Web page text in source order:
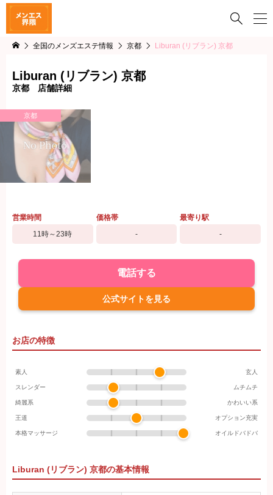

全国のメンズエステ情報 京都 Liburan (リブラン) 京都
Liburan (リブラン) 京都
京都 店舗詳細
京都
営業時間
11時～23時
価格帯
-
最寄り駅
-
電話する
公式サイトを見る
お店の特徴
素人 玄人
スレンダー ムチムチ
綺麗系 かわいい系
王道 オプション充実
本格マッサージ オイルドバドバ
Liburan (リブラン) 京都の基本情報